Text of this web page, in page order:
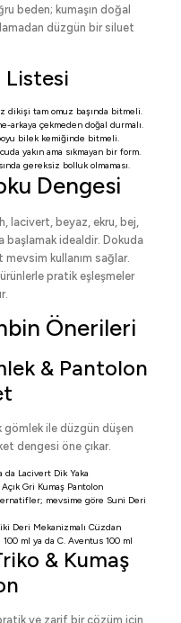
beden; kumaşın doğal
düzgün bir siluet
Listesi
dikişi tam omuz başında bitmeli.
arkaya çekmeden doğal durmalı.
bilek kemiğinde bitmeli.
yakın ama sıkmayan bir form.
gereksiz bolluk olmaması.
Dengesi
lacivert, beyaz, ekru, bej,
başlamak idealdir. Dokuda
mevsim kullanım sağlar.
pratik eşleşmeler
Önerileri
& Pantolon
ile düzgün düşen
dengesi öne çıkar.
da Lacivert Dik Yaka
Açık Gri Kumaş Pantolon
mevsime göre Suni Deri
Deri Mekanizmalı Cüzdan
100 ml ya da C. Aventus 100 ml
& Kumaş
ve zarif bir çözüm için